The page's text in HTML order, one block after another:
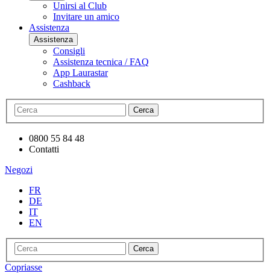
Unirsi al Club
Invitare un amico
Assistenza
Assistenza
Consigli
Assistenza tecnica / FAQ
App Laurastar
Cashback
Cerca
0800 55 84 48
Contatti
Negozi
FR
DE
IT
EN
Cerca
Copriasse